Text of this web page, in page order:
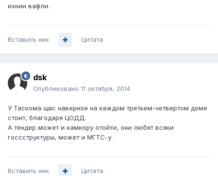
ихнии вафли.
Вставить ник Цитата
dsk
Опубликовано 11 октября, 2014
У Таскома щас наверное на каждом третьем-четвертом доме
стоит, благодаря ЦОДД.
А тендер может и камкору отойти, они любят всяки
госсструктуры, может и МГТС-у.
Вставить ник Цитата